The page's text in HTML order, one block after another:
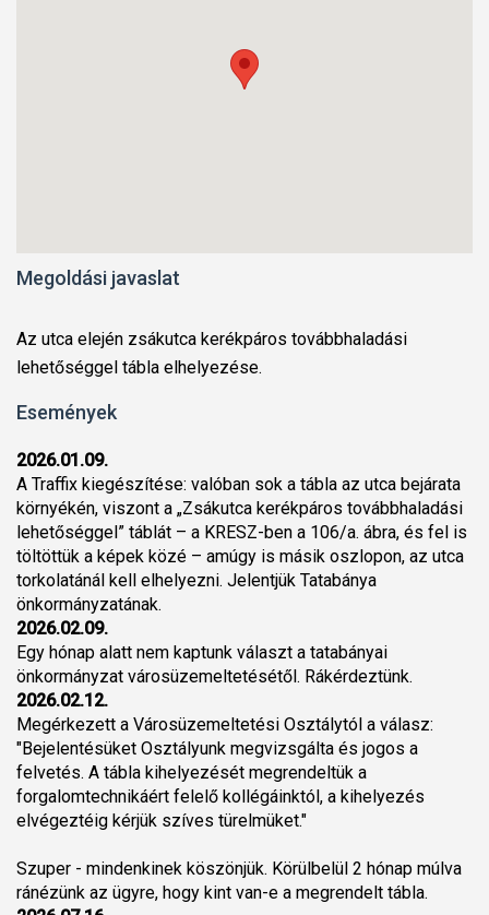
Megoldási javaslat
Az utca elején zsákutca kerékpáros továbbhaladási
lehetőséggel tábla elhelyezése.
Események
2026.01.09.
A Traffix kiegészítése: valóban sok a tábla az utca bejárata
környékén, viszont a „Zsákutca kerékpáros továbbhaladási
lehetőséggel” táblát – a KRESZ-ben a 106/a. ábra, és fel is
töltöttük a képek közé – amúgy is másik oszlopon, az utca
torkolatánál kell elhelyezni. Jelentjük Tatabánya
önkormányzatának.
2026.02.09.
Egy hónap alatt nem kaptunk választ a tatabányai
önkormányzat városüzemeltetésétől. Rákérdeztünk.
2026.02.12.
Megérkezett a Városüzemeltetési Osztálytól a válasz:
"Bejelentésüket Osztályunk megvizsgálta és jogos a
felvetés. A tábla kihelyezését megrendeltük a
forgalomtechnikáért felelő kollégáinktól, a kihelyezés
elvégeztéig kérjük szíves türelmüket."
Szuper - mindenkinek köszönjük. Körülbelül 2 hónap múlva
ránézünk az ügyre, hogy kint van-e a megrendelt tábla.